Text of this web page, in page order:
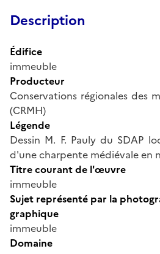
Description
Édifice
immeuble
Producteur
Conservations régionales des
(CRMH)
Légende
Dessin M. F. Pauly du SDAP
d'une charpente médiévale en
Titre courant de l'œuvre
immeuble
Sujet représenté par la
graphique
immeuble
Domaine